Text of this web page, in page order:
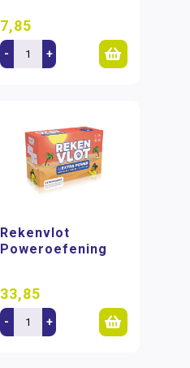
7,85
- +
Rekenvlot
Poweroefening
33,85
- +